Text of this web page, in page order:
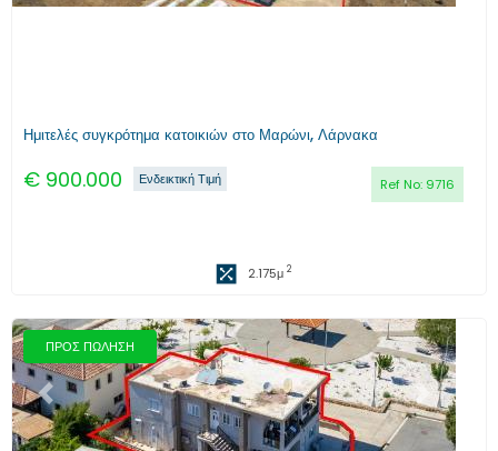
Ημιτελές συγκρότημα κατοικιών στο Μαρώνι, Λάρνακα
€ 900.000 Ref No: 9716
Ενδεικτική Τιμή
2.175μ 2
ΠΡΟΣ ΠΩΛΗΣΗ
Προηγούμενο Επόμενο